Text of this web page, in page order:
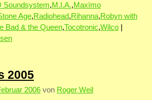
Soundsystem,M.I.A.,Maxïmo
Age,Radiohead,Rihanna,Robyn with
Bad & the Queen,Tocotronic,Wilco
2005
2006 von Roger Weil